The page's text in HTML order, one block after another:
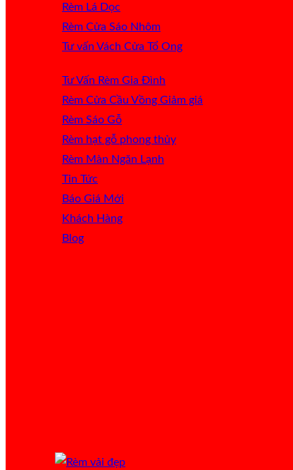
Rèm Lá Dọc
Rèm Cửa Sáo Nhôm
Tư vấn Vách Cửa Tổ Ong
Tư Vấn Rèm Gia Đình
Rèm Cửa Cầu Vồng
Rèm Sáo Gỗ
Rèm hạt gỗ phong thủy
Rèm Màn Ngăn Lạnh
Tin Tức
Báo Giá
Khách Hàng
Blog